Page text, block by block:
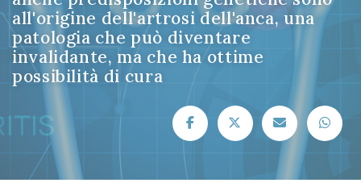
all'origine dell'artrosi dell'anca, una
patologia che può diventare
invalidante, ma che ha ottime
possibilità di cura